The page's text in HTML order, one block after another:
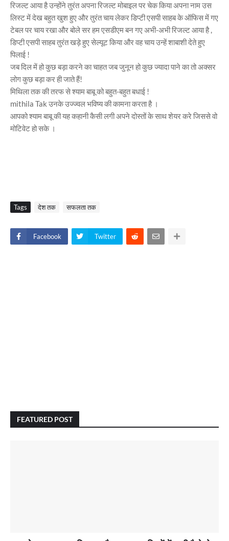
रिजल्ट आया है उन्होंने तुरंत अपना रिजल्ट मोबाइल पर चेक किया अपना नाम उस
लिस्ट में देख बहुत खुश हुए और तुरंत चाय लेकर डिप्टी एसपी साहब के ऑफिस में गए
टेबल पर चाय रखा और बोले सर हम एसडीएम बन गए अभी-अभी रिजल्ट आया है ,
डिप्टी एसपी साहब तुरंत खड़े हुए सेल्यूट किया और वह चाय उन्हें शाबाशी देते हुए
पिलाई !
जब दिल में हो कुछ बड़ा करने का चाहत जब जुनून हो कुछ ज्यादा पाने का तो अक्सर
लोग कुछ बड़ा कर ही जाते हैं!
मिथिला तक की तरफ से श्याम बाबू को बहुत-बहुत बधाई !
mithila Tak उनके उज्ज्वल भविष्य की कामना करता है ।
आपको श्याम बाबू की यह कहानी कैसी लगी अपने दोस्तों के साथ शेयर करे जिससे वो
मोटिवेट हो सके ।
Tags देश तक सफलता तक
Facebook Twitter
FEATURED POST